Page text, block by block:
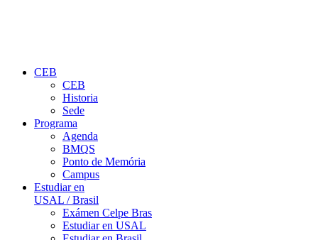
CEB
CEB
Historia
Sede
Programa
Agenda
BMQS
Ponto de Memória
Campus
Estudiar en
USAL / Brasil
Exámen Celpe Bras
Estudiar en USAL